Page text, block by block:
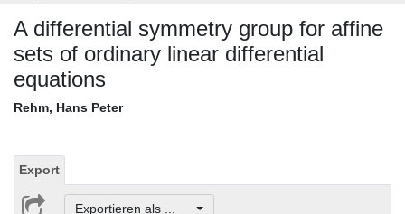
A differential symmetry group for affine
sets of ordinary linear differential
equations
Rehm, Hans Peter
Export
Exportieren als ...